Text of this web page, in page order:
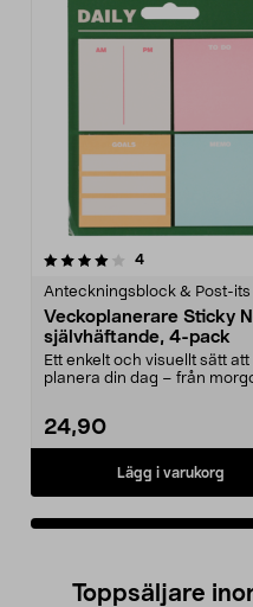
4recensioner
Anteckningsblock & Post-its
Veckoplanerare Sticky
självhäftande, 4-pack
Ett enkelt och visuellt sätt att
planera din dag – från
24,90
Lägg i varukorg
5.0av 5 stjärnor
Toppsäljare